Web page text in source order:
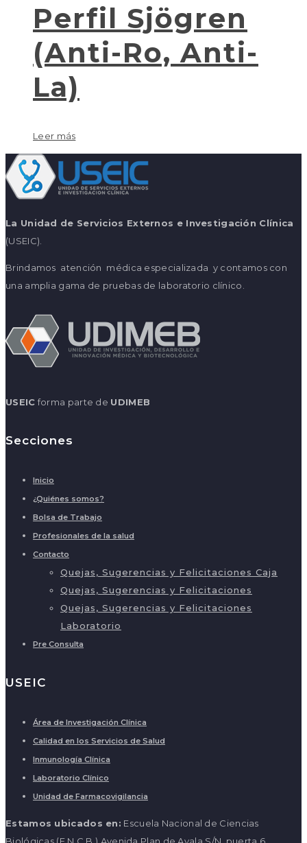
Perfil Sjögren
(Anti-Ro, Anti-
La)
Leer más
La Unidad de Servicios Externos e Investigación Clínica
(USEIC).
Brindamos atención médica especializada y contamos con
una amplia gama de pruebas de laboratorio clínico.
USEIC forma parte de UDIMEB
Secciones
Inicio
¿Quiénes somos?
Bolsa de Trabajo
Profesionales de la salud
Contacto
Quejas, Sugerencias y Felicitaciones Caja
Quejas, Sugerencias y Felicitaciones
Quejas, Sugerencias y Felicitaciones
Laboratorio
Pre Consulta
USEIC
Área de Investigación Clínica
Calidad en los Servicios de Salud
Inmunología Clínica
Laboratorio Clínico
Unidad de Farmacovigilancia
Estamos ubicados en: Escuela Nacional de Ciencias
Biológicas (E.N.C.B.) Avenida Plan de Ayala S/N, puerta 6,